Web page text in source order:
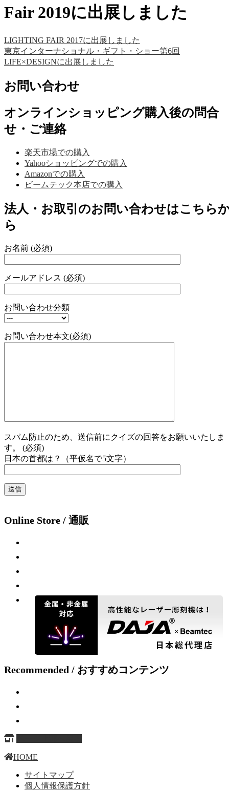
Fair 2019に出展しました
LIGHTING FAIR 2017に出展しました
東京インターナショナル・ギフト・ショー第6回
LIFE×DESIGNに出展しました
お問い合わせ
オンラインショッピング購入後の問合
せ・ご連絡
楽天市場での購入
Yahooショッピングでの購入
Amazonでの購入
ビームテック本店での購入
法人・お取引のお問い合わせはこちら
ら
お名前 (必須)
メールアドレス (必須)
お問い合わせ分類
お問い合わせ本文(必須)
スパム防止のため、送信前にクイズの回答をお願いいたしま
す。 (必須)
日本の首都は？（平仮名で5文字）
Online Store / 通販
Recommended / おすすめコンテンツ
HOME
サイトマップ
個人情報保護方針